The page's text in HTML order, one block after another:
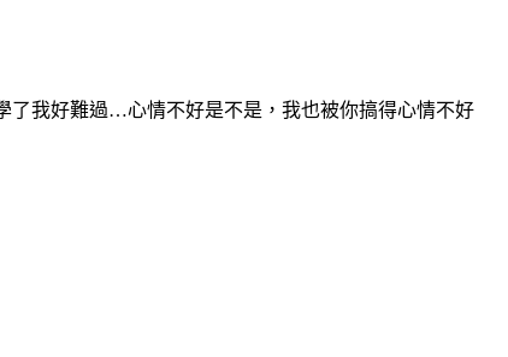
了我好難過…心情不好是不是，我也被你搞得心情不好